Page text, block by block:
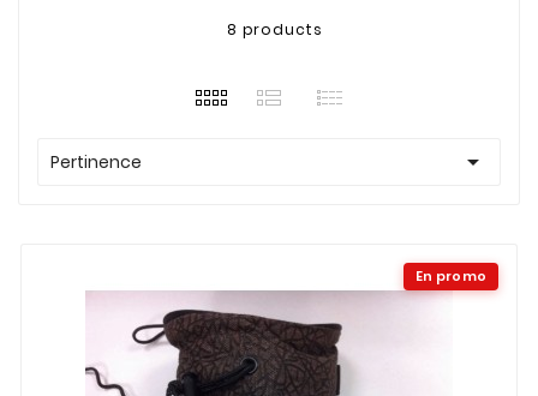
8 products
Pertinence 
En promo